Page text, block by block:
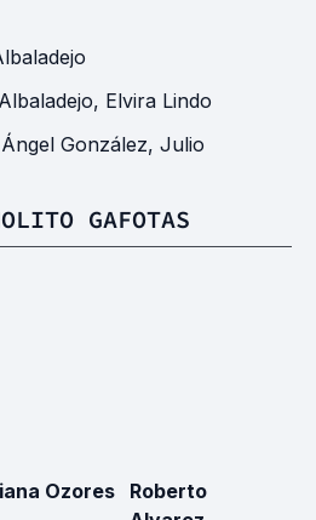
, Elvira Lindo
González, Julio
GAFOTAS
Ozores
Roberto